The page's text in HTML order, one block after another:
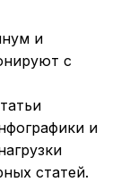
и
с
и
статей.